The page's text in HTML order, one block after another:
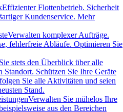
Effizienter Flottenbetrieb. Sicherheit
Kundenservice. Mehr
Verwalten komplexer Aufträge.
fehlerfreie Abläufe. Optimieren Sie
stets den Überblick über alle
Standort. Schützen Sie Ihre Geräte
Sie alle Aktivitäten und seien
Stand.
Verwalten Sie mühelos Ihre
aus den Bereichen